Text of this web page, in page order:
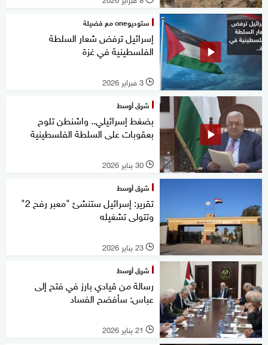
ستوديوone مع فضيلة
إسرائيل ترفض شعار السلطة
الفلسطينية في غزة
l 3 فبراير 2026
شرق أوسط
بضغط إسرائيلي.. واشنطن تلوح
بعقوبات على السلطة الفلسطينية
l 30 يناير 2026
شرق أوسط
تقرير: إسرائيل ستنشئ "معبر رفح 2"
وتتولى تشغيله
l 23 يناير 2026
شرق أوسط
رسالة من قيادي بارز في فتح إلى
عباس: سأفضح الفساد
l 21 يناير 2026